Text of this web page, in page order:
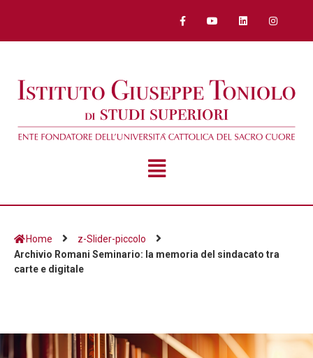
Home
z-Slider-piccolo
Archivio Romani Seminario: la memoria del sindacato tra
carte e digitale